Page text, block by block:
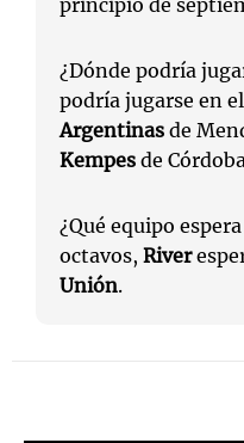
principio de
¿Dónde podría
podría jugarse en
Argentinas de
Kempes de
¿Qué equipo
octavos, River
Unión.